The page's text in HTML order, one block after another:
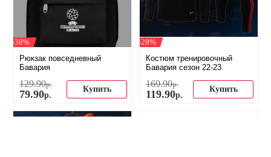
-38%
Рюкзак повседневный
Бавария
129.90р.
79.90р.
Купить
-29%
Костюм тренировочный
Бавария сезон 22-23
169.90р.
119.90р.
Купить